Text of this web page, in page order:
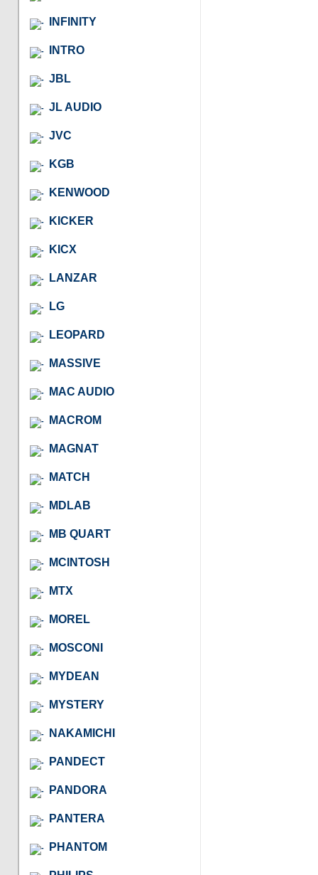
INFINITY
INTRO
JBL
JL AUDIO
JVC
KGB
KENWOOD
KICKER
KICX
LANZAR
LG
LEOPARD
MASSIVE
MAC AUDIO
MACROM
MAGNAT
MATCH
MDLAB
MB QUART
MCINTOSH
MTX
MOREL
MOSCONI
MYDEAN
MYSTERY
NAKAMICHI
PANDECT
PANDORA
PANTERA
PHANTOM